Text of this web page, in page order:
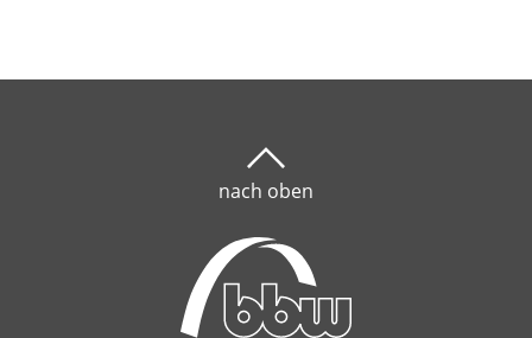
nach oben